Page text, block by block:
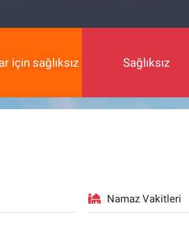
için sağlıksız Sağlıksız
Namaz Vakitleri